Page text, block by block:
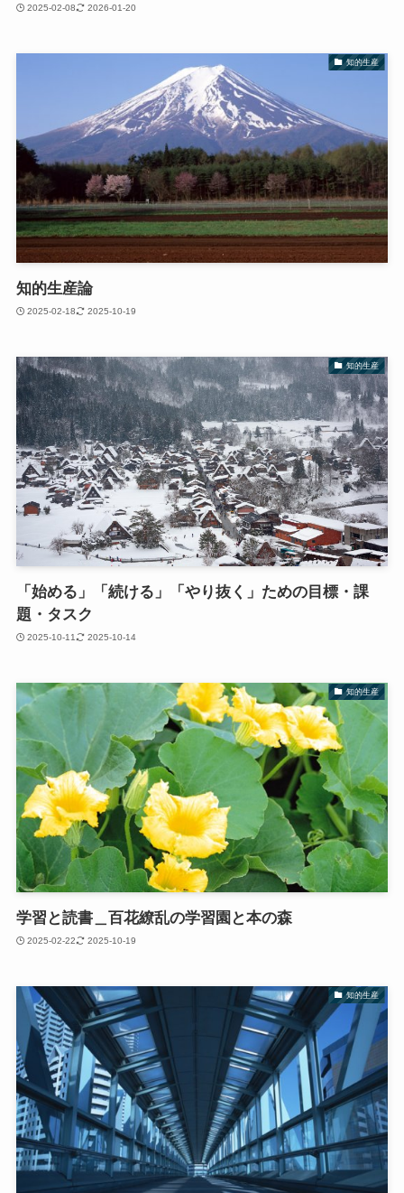
2025-02-08 2026-01-20
知的生産
知的生産論
2025-02-18 2025-10-19
知的生産
「始める」「続ける」「やり抜く」ための目標・課
題・タスク
2025-10-11 2025-10-14
知的生産
学習と読書＿百花繚乱の学習園と本の森
2025-02-22 2025-10-19
知的生産